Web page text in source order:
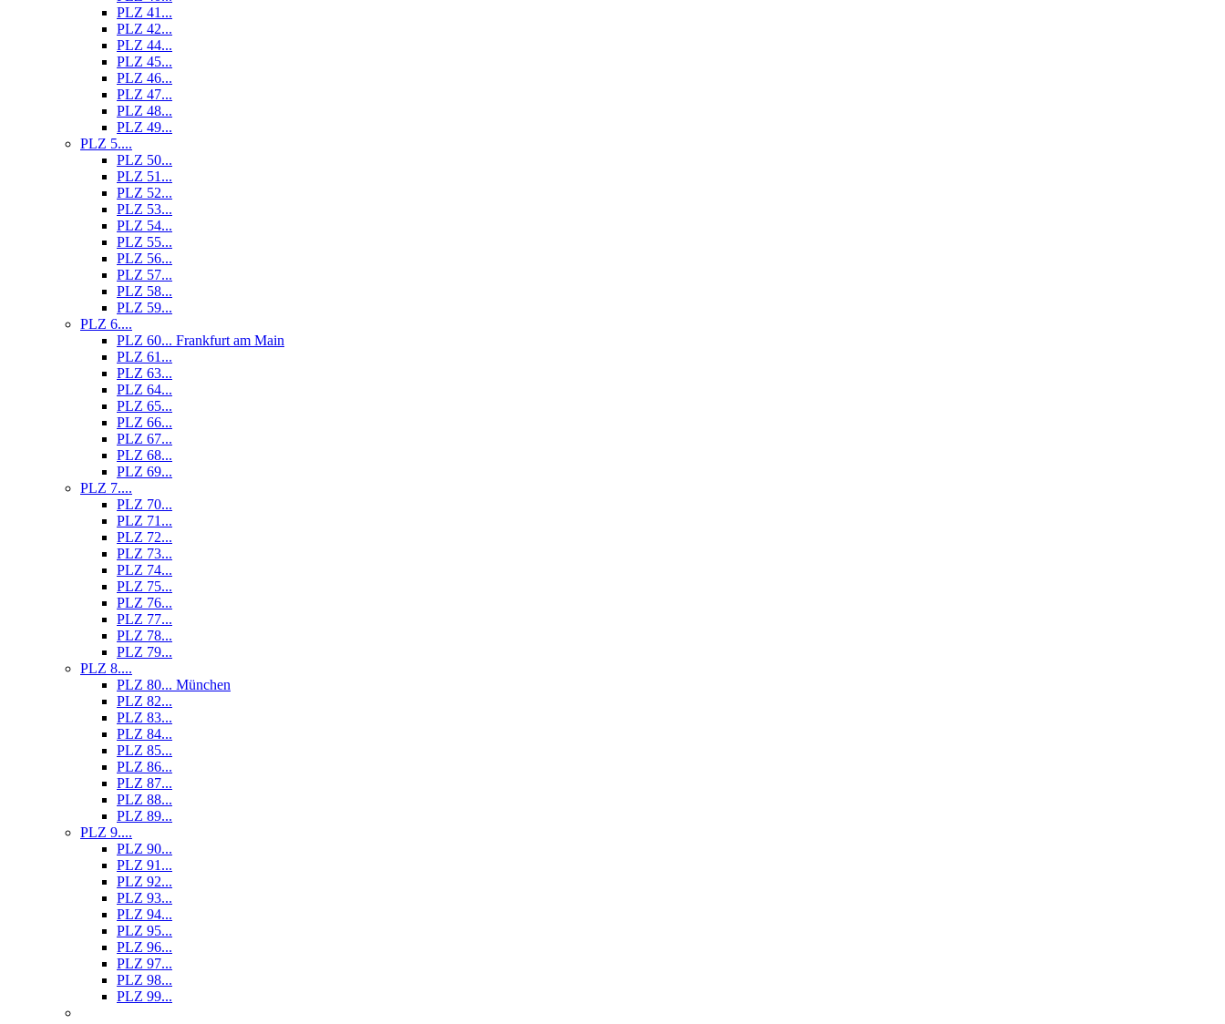
PLZ 41...
PLZ 42...
PLZ 44...
PLZ 45...
PLZ 46...
PLZ 47...
PLZ 48...
PLZ 49...
PLZ 5....
PLZ 50...
PLZ 51...
PLZ 52...
PLZ 53...
PLZ 54...
PLZ 55...
PLZ 56...
PLZ 57...
PLZ 58...
PLZ 59...
PLZ 6....
PLZ 60... Frankfurt am Main
PLZ 61...
PLZ 63...
PLZ 64...
PLZ 65...
PLZ 66...
PLZ 67...
PLZ 68...
PLZ 69...
PLZ 7....
PLZ 70...
PLZ 71...
PLZ 72...
PLZ 73...
PLZ 74...
PLZ 75...
PLZ 76...
PLZ 77...
PLZ 78...
PLZ 79...
PLZ 8....
PLZ 80... München
PLZ 82...
PLZ 83...
PLZ 84...
PLZ 85...
PLZ 86...
PLZ 87...
PLZ 88...
PLZ 89...
PLZ 9....
PLZ 90...
PLZ 91...
PLZ 92...
PLZ 93...
PLZ 94...
PLZ 95...
PLZ 96...
PLZ 97...
PLZ 98...
PLZ 99...